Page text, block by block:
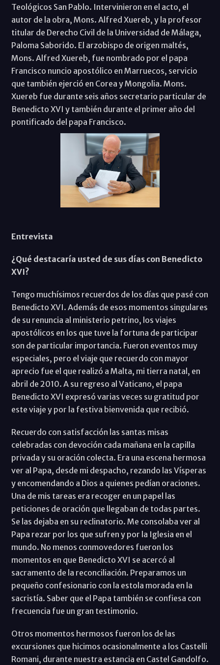
Teológicos San Pablo. Intervinieron en el acto, el
autor de la obra, Mons. Alfred Xuereb, y la profesor
titular de Derecho Civil de la Universidad de Málaga,
Paloma Saborido. El arzobispo de origen maltés,
Mons. Alfred Xuereb, fue nombrado por el papa
Francisco nuncio apostólico en Marruecos, servicio
que también ejerció en Corea y Mongolia. Mons.
Xuereb fue durante seis años secretario particular de
Benedicto XVI y también durante el primer año del
pontificado del papa Francisco.
Entrevista
¿Qué destacaría usted de sus días con Benedicto
XVI?
Tengo muchísimos recuerdos de los días que pasé con
Benedicto XVI. Además de esos momentos singulares
de su renuncia al ministerio petrino, los viajes
apostólicos en los que tuve la fortuna de participar
son de particular importancia. Fueron eventos muy
especiales, pero el viaje que recuerdo con mayor
aprecio fue el que realizó a Malta, mi tierra natal, en
abril de 2010. A su regreso al Vaticano, el papa
Benedicto XVI expresó varias veces su gratitud por
este viaje y por la festiva bienvenida que recibió.
Recuerdo con satisfacción las santas misas
celebradas con devoción cada mañana en la capilla
privada y su oración colecta. Era una escena hermosa
ver al Papa, desde mi despacho, rezando las Vísperas
y encomendando a Dios a quienes pedían oraciones.
Una de mis tareas era recoger en un papel las
peticiones de oración que llegaban de todas partes.
Se las dejaba en su reclinatorio. Me consolaba ver al
Papa rezar por los que sufren y por la Iglesia en el
mundo. No menos conmovedores fueron los
momentos en que Benedicto XVI se acercó al
sacramento de la reconciliación. Preparamos un
pequeño confesionario con la estola morada en la
sacristía. Saber que el Papa también se confiesa con
frecuencia fue un gran testimonio.
Otros momentos hermosos fueron los de las
excursiones que hicimos ocasionalmente a los Castelli
Romani, durante nuestra estancia en Castel Gandolfo.